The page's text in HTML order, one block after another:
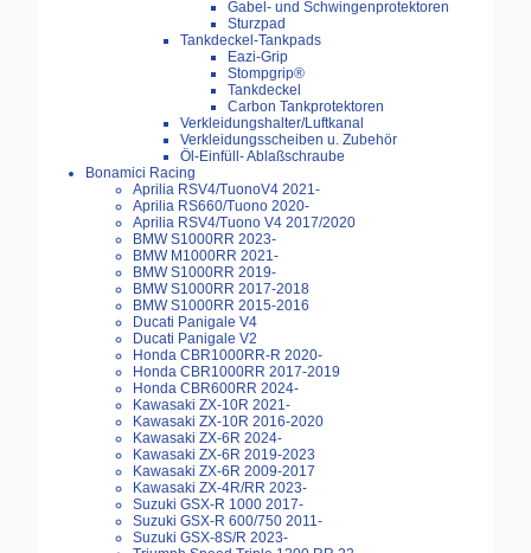
Gabel- und Schwingenprotektoren
Sturzpad
Tankdeckel-Tankpads
Eazi-Grip
Stompgrip®
Tankdeckel
Carbon Tankprotektoren
Verkleidungshalter/Luftkanal
Verkleidungsscheiben u. Zubehör
Öl-Einfüll- Ablaßschraube
Bonamici Racing
Aprilia RSV4/TuonoV4 2021-
Aprilia RS660/Tuono 2020-
Aprilia RSV4/Tuono V4 2017/2020
BMW S1000RR 2023-
BMW M1000RR 2021-
BMW S1000RR 2019-
BMW S1000RR 2017-2018
BMW S1000RR 2015-2016
Ducati Panigale V4
Ducati Panigale V2
Honda CBR1000RR-R 2020-
Honda CBR1000RR 2017-2019
Honda CBR600RR 2024-
Kawasaki ZX-10R 2021-
Kawasaki ZX-10R 2016-2020
Kawasaki ZX-6R 2024-
Kawasaki ZX-6R 2019-2023
Kawasaki ZX-6R 2009-2017
Kawasaki ZX-4R/RR 2023-
Suzuki GSX-R 1000 2017-
Suzuki GSX-R 600/750 2011-
Suzuki GSX-8S/R 2023-